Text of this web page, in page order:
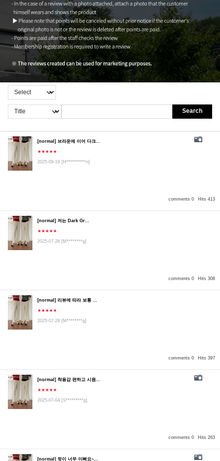
Search
comments 0 Hits 413
[normal] 브라운에 이어 다크...
★★★★★
2025-09-19 [H**********n]
comments 0 Hits 308
[normal] 저는 Dark Gr...
★★★★★
2025-07-28 [M********g]
comments 0 Hits 397
[normal] 리뷰에 따라 보통 ...
★★★★★
2025-07-28 [M********g]
comments 0 Hits 263
[normal] 착용감 편하고 시원...
★★★★★
2025-07-04 [S*********g]
[normal] 핏이 너무 이뻐요~...